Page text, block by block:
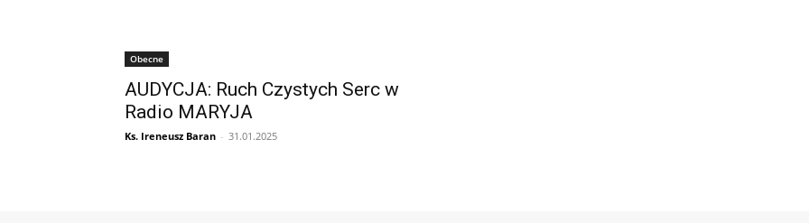
Obecne
AUDYCJA: Ruch Czystych Serc w
Radio MARYJA
Ks. Ireneusz Baran - 31.01.2025